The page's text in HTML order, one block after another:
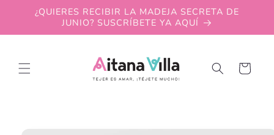
Skip to
content
¿QUIERES RECIBIR LA MADEJA SECRETA DE
JUNIO? SUSCRÍBETE YA AQUÍ
Cart